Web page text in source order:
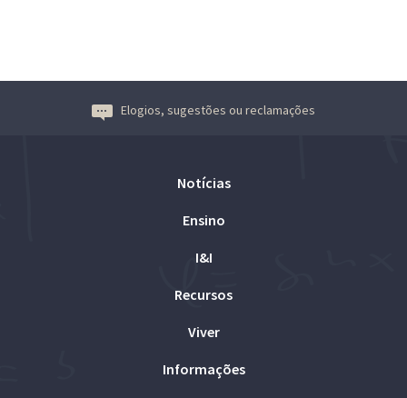
Elogios, sugestões ou reclamações
Notícias
Ensino
I&I
Recursos
Viver
Informações